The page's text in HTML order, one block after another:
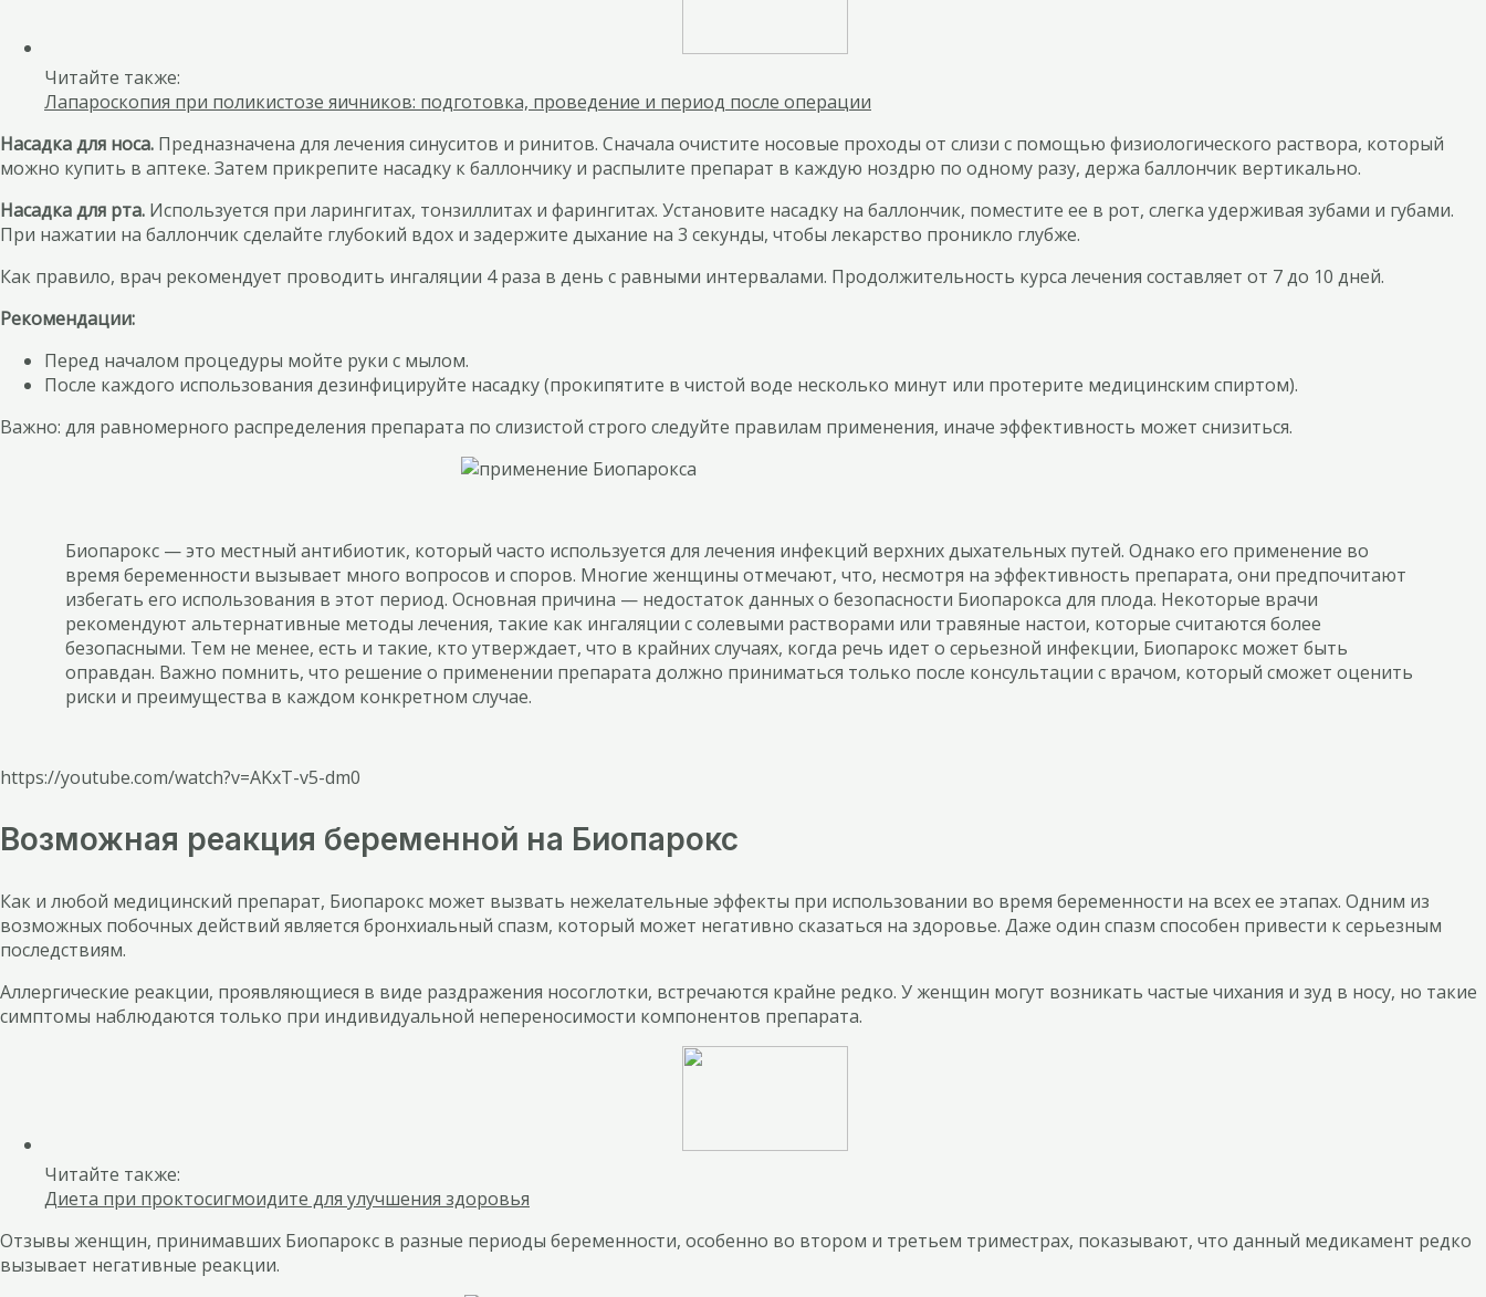
Читайте также:
Лапароскопия при поликистозе яичников: подготовка, проведение и период после операции
Насадка для носа. Предназначена для лечения синуситов и ринитов. Сначала очистите носовые проходы от слизи с помощью физиологического раствора, который
можно купить в аптеке. Затем прикрепите насадку к баллончику и распылите препарат в каждую ноздрю по одному разу, держа баллончик вертикально.
Насадка для рта. Используется при ларингитах, тонзиллитах и фарингитах. Установите насадку на баллончик, поместите ее в рот, слегка удерживая зубами и губами.
При нажатии на баллончик сделайте глубокий вдох и задержите дыхание на 3 секунды, чтобы лекарство проникло глубже.
Как правило, врач рекомендует проводить ингаляции 4 раза в день с равными интервалами. Продолжительность курса лечения составляет от 7 до 10 дней.
Рекомендации:
Перед началом процедуры мойте руки с мылом.
После каждого использования дезинфицируйте насадку (прокипятите в чистой воде несколько минут или протерите медицинским спиртом).
Важно: для равномерного распределения препарата по слизистой строго следуйте правилам применения, иначе эффективность может снизиться.
Биопарокс — это местный антибиотик, который часто используется для лечения инфекций верхних дыхательных путей. Однако его применение во
время беременности вызывает много вопросов и споров. Многие женщины отмечают, что, несмотря на эффективность препарата, они предпочитают
избегать его использования в этот период. Основная причина — недостаток данных о безопасности Биопарокса для плода. Некоторые врачи
рекомендуют альтернативные методы лечения, такие как ингаляции с солевыми растворами или травяные настои, которые считаются более
безопасными. Тем не менее, есть и такие, кто утверждает, что в крайних случаях, когда речь идет о серьезной инфекции, Биопарокс может быть
оправдан. Важно помнить, что решение о применении препарата должно приниматься только после консультации с врачом, который сможет оценить
риски и преимущества в каждом конкретном случае.
https://youtube.com/watch?v=AKxT-v5-dm0
Возможная реакция беременной на Биопарокс
Как и любой медицинский препарат, Биопарокс может вызвать нежелательные эффекты при использовании во время беременности на всех ее этапах. Одним из
возможных побочных действий является бронхиальный спазм, который может негативно сказаться на здоровье. Даже один спазм способен привести к серьезным
последствиям.
Аллергические реакции, проявляющиеся в виде раздражения носоглотки, встречаются крайне редко. У женщин могут возникать частые чихания и зуд в носу, но такие
симптомы наблюдаются только при индивидуальной непереносимости компонентов препарата.
Читайте также:
Диета при проктосигмоидите для улучшения здоровья
Отзывы женщин, принимавших Биопарокс в разные периоды беременности, особенно во втором и третьем триместрах, показывают, что данный медикамент редко
вызывает негативные реакции.